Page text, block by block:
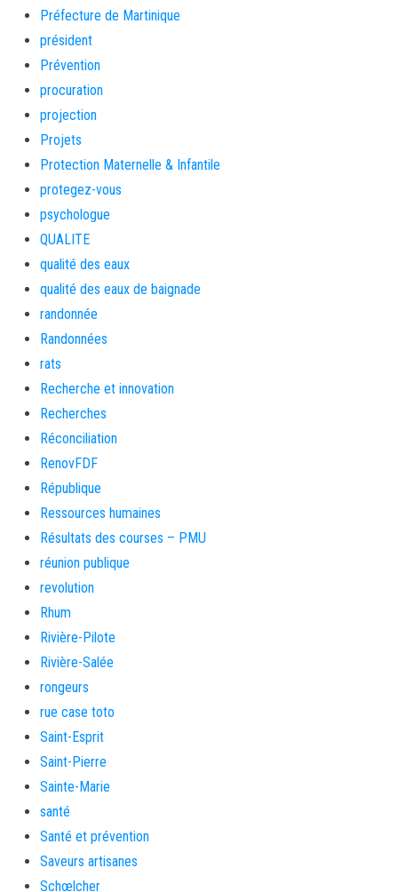
Préfecture de Martinique
président
Prévention
procuration
projection
Projets
Protection Maternelle & Infantile
protegez-vous
psychologue
QUALITE
qualité des eaux
qualité des eaux de baignade
randonnée
Randonnées
rats
Recherche et innovation
Recherches
Réconciliation
RenovFDF
République
Ressources humaines
Résultats des courses – PMU
réunion publique
revolution
Rhum
Rivière-Pilote
Rivière-Salée
rongeurs
rue case toto
Saint-Esprit
Saint-Pierre
Sainte-Marie
santé
Santé et prévention
Saveurs artisanes
Schœlcher